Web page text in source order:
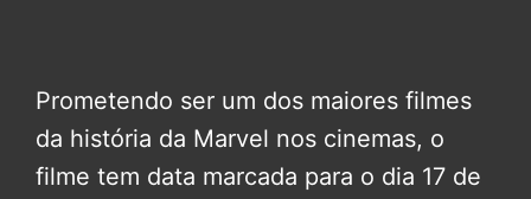
Prometendo ser um dos maiores filmes
da história da Marvel nos cinemas, o
filme tem data marcada para o dia 17 de